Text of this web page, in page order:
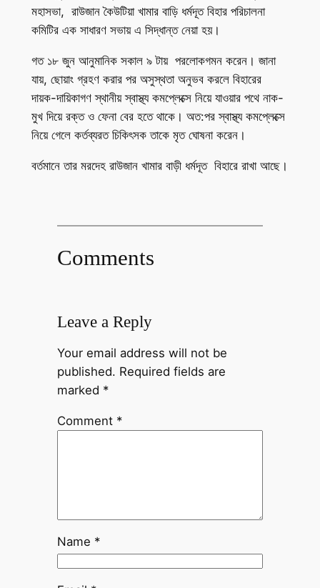
মহাসভা, রাউজান কৈউটিয়া খামার বাড়ি ধর্মদূত বিহার পরিচালনা
কমিটির এক সাধারণ সভায় এ সিদ্ধান্ত নেয়া হয়।
গত ১৮ জুন আনুমানিক সকাল ৯ টায় পরলোকগমন করেন। জানা
যায়, ছোয়াং গ্রহণ করার পর অসুস্থতা অনুভব করলে বিহারের
দায়ক-দায়িকাগণ স্থানীয় স্বাস্থ্য কমপ্লেক্সে নিয়ে যাওয়ার পথে নাক-
মুখ দিয়ে রক্ত ও ফেনা বের হতে থাকে। অত:পর স্বাস্থ্য কমপ্লেক্সে
নিয়ে গেলে কর্তব্যরত চিকিৎসক তাকে মৃত ঘোষনা করেন।
বর্তমানে তার মরদেহ রাউজান খামার বাড়ী ধর্মদূত বিহারে রাখা আছে।
Comments
Leave a Reply
Your email address will not be
published. Required fields are
marked *
Comment *
Name *